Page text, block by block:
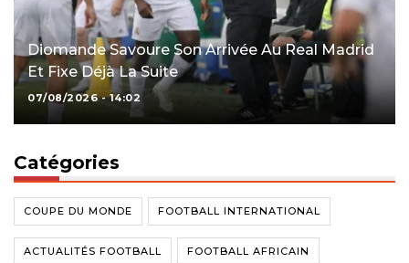
Diomande Savoure Son Arrivée Au Real Madrid
Et Fixe Déjà La Suite
07/08/2026 - 14:02
Catégories
COUPE DU MONDE FOOTBALL INTERNATIONAL
ACTUALITÉS FOOTBALL FOOTBALL AFRICAIN